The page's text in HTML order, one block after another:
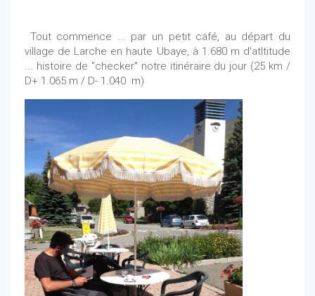
Tout commence ... par un petit café, au départ du
village de Larche en haute Ubaye, à 1.680 m d'atltitude
... histoire de "checker" notre itinéraire du jour (25 km /
D+ 1.065 m / D- 1.040 m)